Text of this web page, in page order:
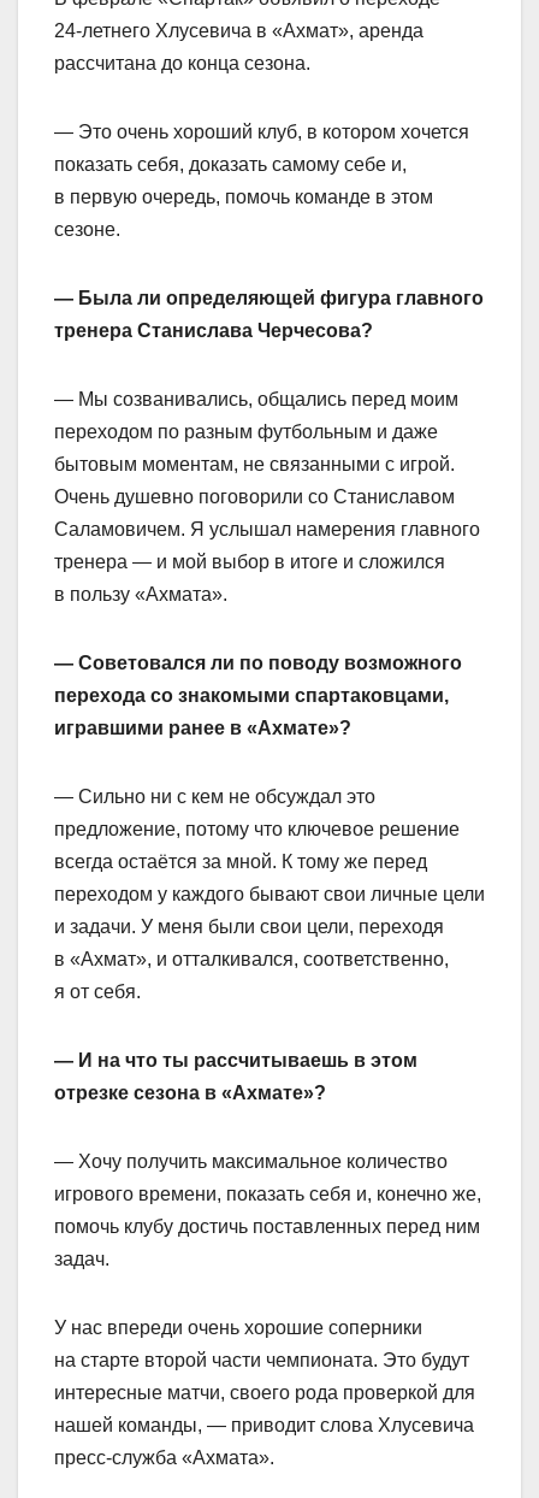
24‑летнего Хлусевича в «Ахмат», аренда
рассчитана до конца сезона.
— Это очень хороший клуб, в котором хочется
показать себя, доказать самому себе и,
в первую очередь, помочь команде в этом
сезоне.
— Была ли определяющей фигура главного
тренера Станислава Черчесова?
— Мы созванивались, общались перед моим
переходом по разным футбольным и даже
бытовым моментам, не связанными с игрой.
Очень душевно поговорили со Станиславом
Саламовичем. Я услышал намерения главного
тренера — и мой выбор в итоге и сложился
в пользу «Ахмата».
— Советовался ли по поводу возможного
перехода со знакомыми спартаковцами,
игравшими ранее в «Ахмате»?
— Сильно ни с кем не обсуждал это
предложение, потому что ключевое решение
всегда остаётся за мной. К тому же перед
переходом у каждого бывают свои личные цели
и задачи. У меня были свои цели, переходя
в «Ахмат», и отталкивался, соответственно,
я от себя.
— И на что ты рассчитываешь в этом
отрезке сезона в «Ахмате»?
— Хочу получить максимальное количество
игрового времени, показать себя и, конечно же,
помочь клубу достичь поставленных перед ним
задач.
У нас впереди очень хорошие соперники
на старте второй части чемпионата. Это будут
интересные матчи, своего рода проверкой для
нашей команды, — приводит слова Хлусевича
пресс‑служба «Ахмата».